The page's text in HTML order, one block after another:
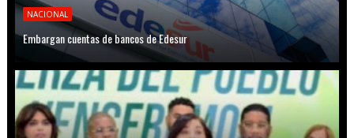
NACIONAL
Embargan cuentas de bancos de Edesur